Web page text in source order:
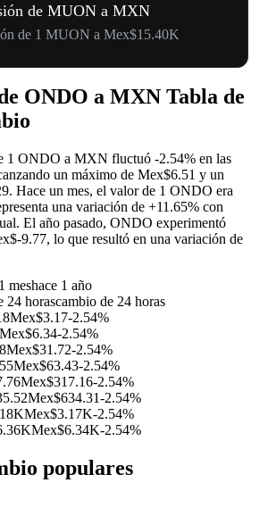
de MUON a MXN
de 1 MUON a Mex$15.40K
ONDO a MXN Tabla de
1 ONDO a MXN fluctuó -2.54% en las
un máximo de Mex$6.51 y un
Hace un mes, el valor de 1 ONDO era
una variación de +11.65% con
El año pasado, ONDO experimentó
9.77, lo que resultó en una variación de
meshace 1 año
24 horascambio de 24 horas
Mex$3.17-2.54%
Mex$6.34-2.54%
Mex$31.72-2.54%
Mex$63.43-2.54%
Mex$317.16-2.54%
Mex$634.31-2.54%
Mex$3.17K-2.54%
Mex$6.34K-2.54%
populares